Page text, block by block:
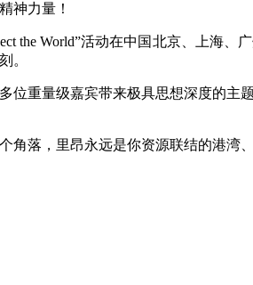
神力量！
the World”活动在中国北京、上海
。
位重量级嘉宾带来极具思想深度的主
角落，里昂永远是你资源联结的港湾